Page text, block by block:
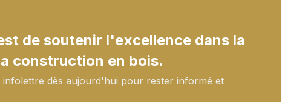
de soutenir l'excellence dans la
construction en bois.
dès aujourd'hui pour rester informé et